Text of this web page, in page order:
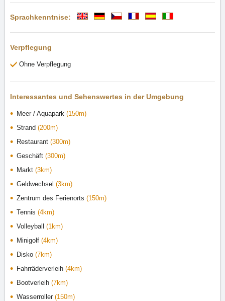
Sprachkenntnise:
Verpflegung
Ohne Verpflegung
Interessantes und Sehenswertes in der Umgebung
Meer / Aquapark (150m)
Strand (200m)
Restaurant (300m)
Geschäft (300m)
Markt (3km)
Geldwechsel (3km)
Zentrum des Ferienorts (150m)
Tennis (4km)
Volleyball (1km)
Minigolf (4km)
Disko (7km)
Fahrräderverleih (4km)
Bootverleih (7km)
Wasserroller (150m)